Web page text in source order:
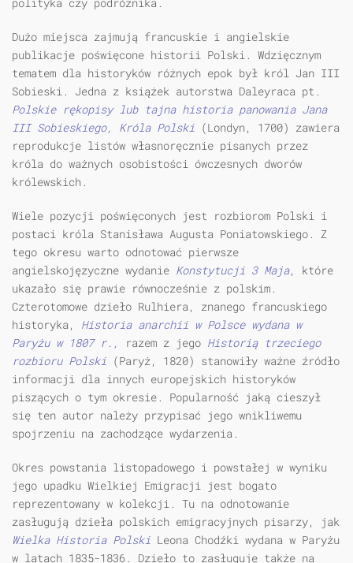
Dużo miejsca zajmują francuskie i angielskie
publikacje poświęcone historii Polski. Wdzięcznym
tematem dla historyków różnych epok był król Jan III
Sobieski. Jedna z książek autorstwa Daleyraca pt.
Polskie rękopisy lub tajna historia panowania Jana
III Sobieskiego, Króla Polski (Londyn, 1700) zawiera
reprodukcje listów własnoręcznie pisanych przez
króla do ważnych osobistości ówczesnych dworów
królewskich.
Wiele pozycji poświęconych jest rozbiorom Polski i
postaci króla Stanisława Augusta Poniatowskiego. Z
tego okresu warto odnotować pierwsze
angielskojęzyczne wydanie Konstytucji 3 Maja, które
ukazało się prawie równocześnie z polskim.
Czterotomowe dzieło Rulhiera, znanego francuskiego
historyka, Historia anarchii w Polsce wydana w
Paryżu w 1807 r.,
razem z jego Historią trzeciego
rozbioru Polski (Paryż, 1820) stanowiły ważne źródło
informacji dla innych europejskich historyków
piszących o tym okresie. Popularność jaką cieszył
się ten autor należy przypisać jego wnikliwemu
spojrzeniu na zachodzące wydarzenia.
Okres powstania listopadowego i powstałej w wyniku
jego upadku Wielkiej Emigracji jest bogato
reprezentowany w kolekcji. Tu na odnotowanie
zasługują dzieła polskich emigracyjnych pisarzy, jak
Wielka Historia Polski Leona Chodźki wydana w Paryżu
w latach 1835-1836. Dzieło to zasługuje także na